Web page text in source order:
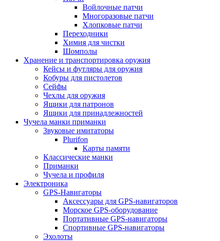
Войлочные патчи
Многоразовые патчи
Хлопковые патчи
Переходники
Химия для чистки
Шомполы
Хранение и транспортировка оружия
Кейсы и футляры для оружия
Кобуры для пистолетов
Сейфы
Чехлы для оружия
Ящики для патронов
Ящики для принадлежностей
Чучела манки приманки
Звуковые имитаторы
Plurifon
Карты памяти
Классические манки
Приманки
Чучела и профиля
Электроника
GPS-Навигаторы
Аксессуары для GPS-навигаторов
Морское GPS-оборудование
Портативные GPS-навигаторы
Спортивные GPS-навигаторы
Эхолоты